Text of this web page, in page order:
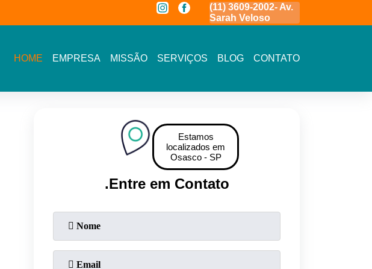
(11) 3591-7778 - Av.
(11) 3609-2002- Av.
Sarah Veloso
HOME EMPRESA MISSÃO SERVIÇOS BLOG CONTATO
.Entre em Contato
Estamos
localizados em
Osasco - SP